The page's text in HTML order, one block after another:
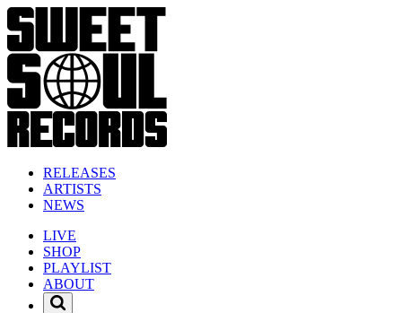
RELEASES
ARTISTS
NEWS
LIVE
SHOP
PLAYLIST
ABOUT